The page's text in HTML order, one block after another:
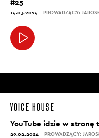
14.03.2024 PROWADZĄCY:
YouTube idzie w stronę
29.02.2024 PROWADZĄCY: